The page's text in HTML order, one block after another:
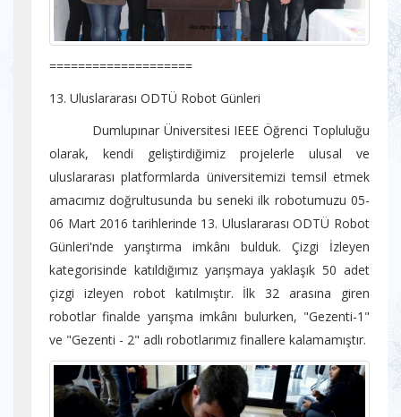
====================
13. Uluslararası ODTÜ Robot Günleri
Dumlupınar Üniversitesi IEEE Öğrenci Topluluğu
olarak, kendi geliştirdiğimiz projelerle ulusal ve
uluslararası platformlarda üniversitemizi temsil etmek
amacımız doğrultusunda bu seneki ilk robotumuzu 05-
06 Mart 2016 tarihlerinde 13. Uluslararası ODTÜ Robot
Günleri'nde yarıştırma imkânı bulduk. Çizgi İzleyen
kategorisinde katıldığımız yarışmaya yaklaşık 50 adet
çizgi izleyen robot katılmıştır. İlk 32 arasına giren
robotlar finalde yarışma imkânı bulurken, "Gezenti-1"
ve "Gezenti - 2" adlı robotlarımız finallere kalamamıştır.